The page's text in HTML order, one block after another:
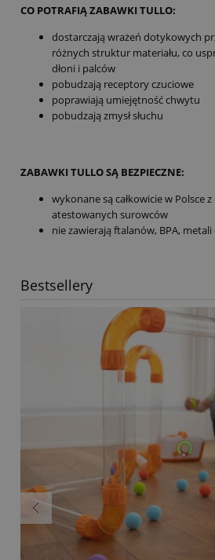
CO POTRAFIĄ ZABAWKI TULLO:
dostarczają wrażeń dotykowych
różnych struktur materiału, co
dłoni i palców
pobudzają receptory czuciowe
poprawiają umiejętność chwytu
pobudzają zmysł słuchu
ZABAWKI TULLO SĄ BEZPIECZNE:
wykonane są całkowicie w Polsce
atestowanych surowców
nie zawierają ftalanów, BPA, metali
Bestsellery